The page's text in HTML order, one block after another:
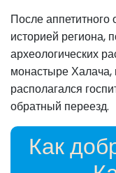
После
историей региона,
археологических
монастыре
располагался
обратный переезд.
Как